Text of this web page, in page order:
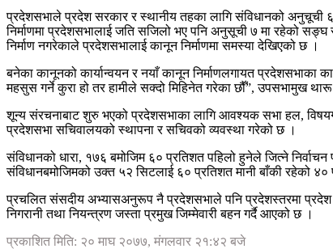
प्रदेशसभाले प्रदेश सरकार र स्थानीय तहका लागि संविधानको अनुचूची
निर्माणमा प्रदेशसभालाई जति सजिलो भए पनि अनुसूची ७ मा रहेको
निर्माण नगरेकाले प्रदेशसभालाई कानून निर्माणमा समस्या देखिएको छ ।
बनेका कानूनको कार्यान्वयन र नयाँ कानून निर्माणलगायत
महसुस गर्ने कुरा हो तर हामीले सक्दो मिहिनेत गरेका छौँ”, उपसभामुख
शून्य संरचनाबाट शुरु भएको प्रदेशसभाका लागि आवश्यक सभा हल,
प्रदेशसभा सचिवालयको स्थापना र सचिवको व्यवस्था गरेको छ ।
संविधानको धारा, १७६ बमोजिम ६० प्रतिशत पहिलो हुनेले जित्ने
संविधानबमोजिमको उक्त ५२ सिटलाई ६० प्रतिशत मानी बाँकी रहेको ४०
प्रचलित संसदीय अभ्यासअनुरूप नै प्रदेशसभाले पनि प्रदेशस्तरमा प्रदेश
निगरानी तथा नियन्त्रण जस्ता प्रमुख जिम्मेवारी बहन गर्दै आएको छ ।
प्रकाशित मिति: २० माघ २०७७, मंगलवार २१:४२ बजे